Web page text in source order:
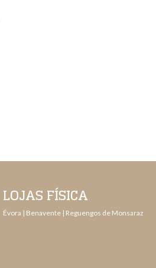
LOJAS FÍSICA
Évora | Benavente | Reguengos de Monsaraz